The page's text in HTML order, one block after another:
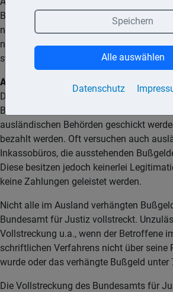
Bargeld dabei hat, der wird manchmal
nächsten Geldautomaten begleitet. Und
nicht zahlen kann, muss im Extremfall
stehen lassen.
Achtung:
Bußgeldbescheide aus EU-
Deutschland vollstreckt werden.
Bundesamt für Justiz in Bonn. Strafzettel,
ausländischen Behörden geschickt
bezahlt werden. Oft versuchen auch
Inkassobüros, die ausstehenden
Diese besitzen jedoch keinerlei
keine Zahlungen geleistet werden.
Nicht alle im Ausland verhängten
Bundesamt für Justiz vollstreckt.
Vollstreckung u.a., wenn der Betroffene
schriftlichen Verfahrens nicht über seine
wurde oder das verhängte Bußgeld unter
Die Vollstreckung des Bundesamts für
Datenschutz
Speichern
Alle auswählen